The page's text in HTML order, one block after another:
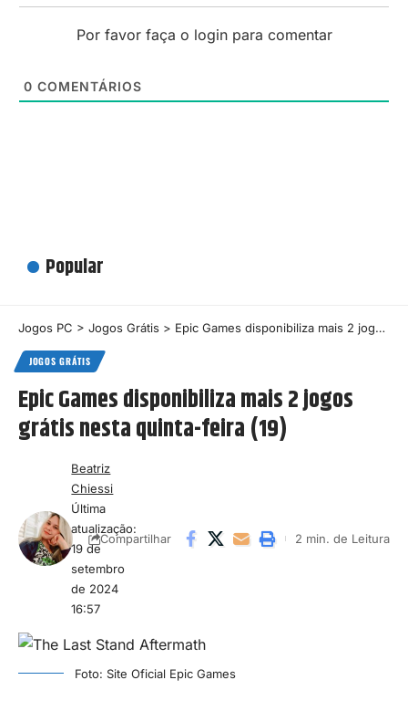
Por favor faça o login para comentar
0 COMENTÁRIOS
Popular
Jogos PC > Jogos Grátis > Epic Games disponibiliza mais 2 jogos grátis nesta quinta-feira (19)
JOGOS GRÁTIS
Epic Games disponibiliza mais 2 jogos
grátis nesta quinta-feira (19)
Última
atualização:
19 de
setembro
de 2024
16:57
Beatriz
Chiessi
Compartilhar 2 min. de Leitura
Foto: Site Oficial Epic Games